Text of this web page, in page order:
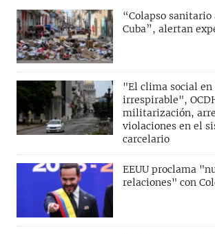
“Colapso sanitario
Cuba”, alertan
"El clima social en
irrespirable",
militarización,
violaciones en el
carcelario
EEUU proclama
relaciones" con